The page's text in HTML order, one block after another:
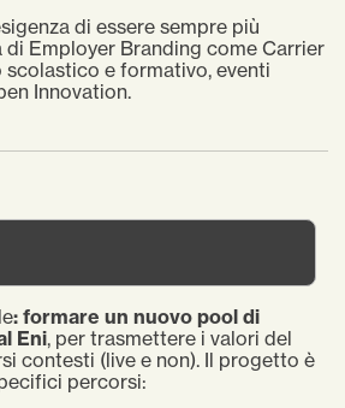
di essere sempre più
Employer Branding come Carrier
scolastico e formativo, eventi
Innovation.
: formare un nuovo pool di
Eni, per trasmettere i valori del
contesti (live e non). Il progetto è
percorsi: